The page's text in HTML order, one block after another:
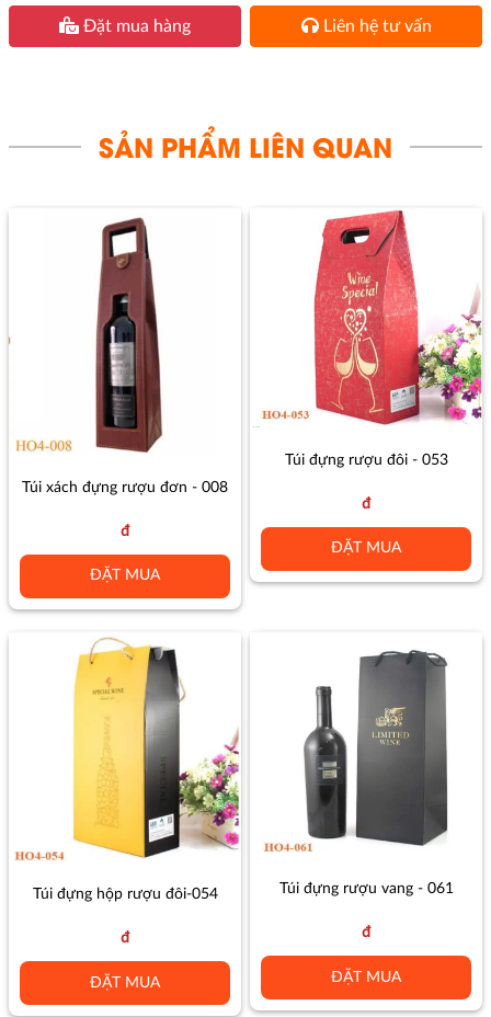
Đặt mua hàng Liên hệ tư vấn
SẢN PHẨM LIÊN QUAN
Túi xách đựng rượu đơn - 008
đ
ĐẶT MUA
Túi đựng rượu đôi - 053
đ
ĐẶT MUA
Túi đựng hộp rượu đôi-054
đ
ĐẶT MUA
Túi đựng rượu vang - 061
đ
ĐẶT MUA